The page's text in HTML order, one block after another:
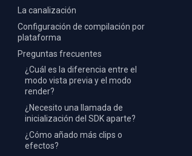
La canalización
Configuración de compilación por
plataforma
Preguntas frecuentes
¿Cuál es la diferencia entre el
modo vista previa y el modo
render?
¿Necesito una llamada de
inicialización del SDK aparte?
¿Cómo añado más clips o
efectos?